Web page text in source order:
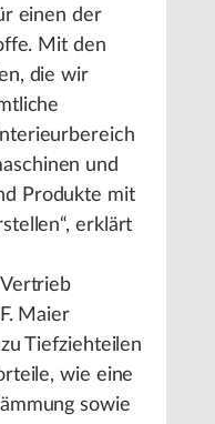
einen der
Mit den
die wir
und
Produkte mit
erklärt
Maier
Tiefziehteilen
wie eine
sowie